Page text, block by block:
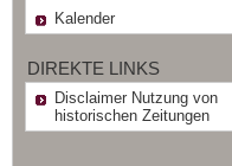
Kalender
DIREKTE LINKS
Disclaimer Nutzung von
historischen Zeitungen